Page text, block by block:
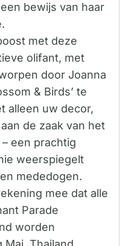
bewijs van haar
met deze
olifant, met
door Joanna
& Birds’ te
alleen uw decor,
de zaak van het
een prachtig
weerspiegelt
mededogen.
mee dat alle
Parade
worden